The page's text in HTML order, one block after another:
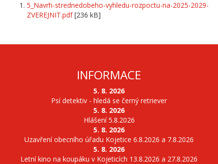
5_Navrh-strednedobeho-vyhledu-rozpoctu-na-2025-2029-
ZVEREJNIT.pdf[236 kB]
INFORMACE
5. 8. 2026
Psí detektiv - hledá se černý retriever
5. 8. 2026
Hlášení 5.8.2026
5. 8. 2026
Uzavření obecního úřadu Kojetice 6.8.2026 a 7.8.2026
5. 8. 2026
Letní kino na koupáku v Kojeticích 13.8.2026 a 27.8.2026